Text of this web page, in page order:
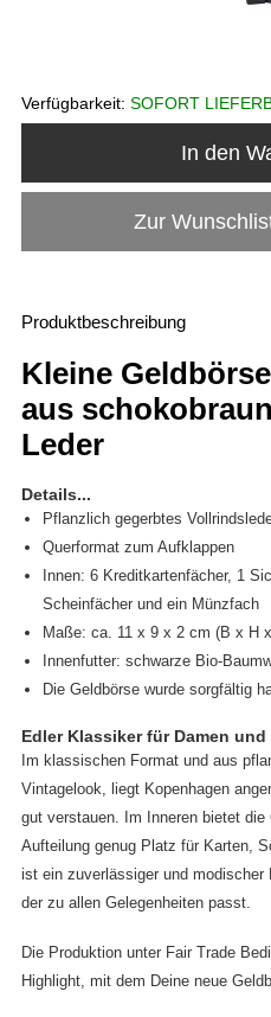
Verfügbarkeit: SOFORT
In den
Zur
Produktbeschreibung
Kleine
aus
Leder
Details...
Pflanzlich gegerbtes
Querformat zum Aufklappen
Innen: 6 Kreditkartenfächer, 1
Scheinfächer und ein Münzfach
Maße: ca. 11 x 9 x 2 cm (B x H
Innenfutter: schwarze Bio-
Die Geldbörse wurde sorgfältig
Edler Klassiker für Damen
Im klassischen Format und aus
Vintagelook, liegt Kopenhagen
gut verstauen. Im Inneren bietet
Aufteilung genug Platz für Karten,
ist ein zuverlässiger und modischer
der zu allen Gelegenheiten passt.
Die Produktion unter Fair Trade
Highlight, mit dem Deine neue